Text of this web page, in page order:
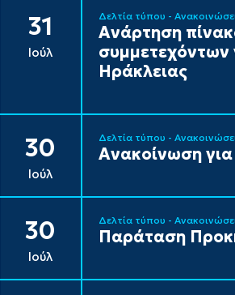
31
Ιούλ
Δελτία τύπου -
Ανάρτηση
Ηράκλειας
30
Ιούλ
Δελτία τύπου -
Ανακοίνωση
30
Ιούλ
Δελτία τύπου -
Παράταση